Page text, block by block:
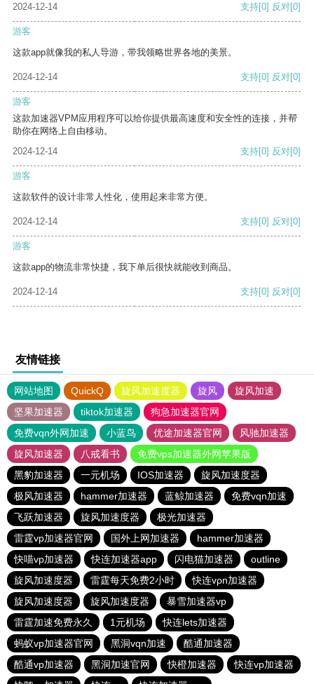
2024-12-14 支持[0] 反对[0]
游客
这款app就像我的私人导游，带我领略世界各地的美景。
2024-12-14 支持[0] 反对[0]
游客
这款加速器VPM应用程序可以给你提供最高速度和安全性的连接，并帮
助你在网络上自由移动。
2024-12-14
支持[0] 反对[0]
游客
这款软件的设计非常人性化，使用起来非常方便。
2024-12-14 支持[0] 反对[0]
游客
这款app的物流非常快捷，我下单后很快就能收到商品。
2024-12-14 支持[0] 反对[0]
友情链接
网站地图 QuickQ 旋风加速度器 旋风
旋风加速
坚果加速器
tiktok加速器
狗急加速器官网
免费vqn外网加速
小蓝鸟 优途加速器官网
风驰加速器
旋风加速器
八戒看书
免费vps加速器外网苹果版
黑豹加速器
一元机场 IOS加速器
旋风加速度器
极风加速器
hammer加速器 蓝鲸加速器
免费vqn加速
飞跃加速器
旋风加速度器
极光加速器
雷霆vp加速器官网
国外上网加速器
hammer加速器
快喵vp加速器
快连加速器app 闪电猫加速器
outline
旋风加速度器
雷霆每天免费2小时
快连vρn加速器
旋风加速度器
旋风加速度器
暴雪加速器vp
雷霆加速免费永久
1元机场
快连lets加速器
蚂蚁vp加速器官网
黑洞vqn加速
酷通加速器
酷通vp加速器
黑洞加速官网 快橙加速器
快连vp加速器